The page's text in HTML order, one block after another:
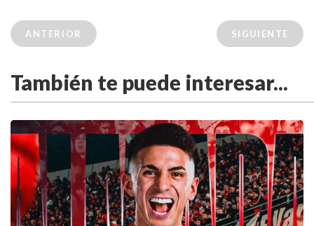
ANTERIOR SIGUIENTE
También te puede interesar...